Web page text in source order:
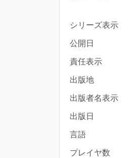
シリーズ表示
公開日
責任表示
出版地
出版者名表示
出版日
言語
プレイヤ数